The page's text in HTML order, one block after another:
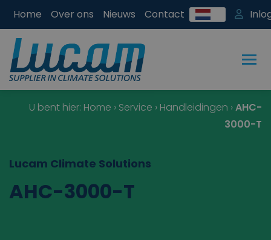
Home Over ons Nieuws Contact
Lucam Climate Solutions
AHC-3000-T
U bent hier: Home › Service › Handleidingen ›AHC-
3000-T